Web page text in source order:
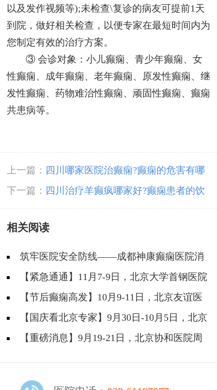
以及发作视频等);未检查\复诊的病友可提前1天
到院，做好相关检查，以便专家在最短时间内为
您制定有效的治疗方案。
③ 会诊对象：小儿癫痫、青少年癫痫、女
性癫痫、成年癫痫、老年癫痫、原发性癫痫、继
发性癫痫、药物难治性癫痫、顽固性癫痫、癫痫
共患病等。
上一篇：
四川哪家医院治癫痫?癫痫的危害有哪
些呢?
下一篇：
四川治疗羊癫疯哪家好?癫痫患者的饮
食禁忌有哪些?
相关阅读
筑牢医院安全防线——成都神康癫痫医院消
防安全培训纪实
【紧急通通】11月7-9日，北京大学首钢医院
神经内科胡颖教授亲临成都会诊，破解癫痫疑难
【节后癫痫高发】10月9-11日，北京友谊医
院陈葵博士免费会诊+治疗援助，破解癫痫难
题！
【国庆看北京专家】9月30日-10月5日，北京
天坛&首钢医院两大专家蓉城亲诊+癫痫大额救
【重磅消息】9月19-21日，北京协和医院周
线！